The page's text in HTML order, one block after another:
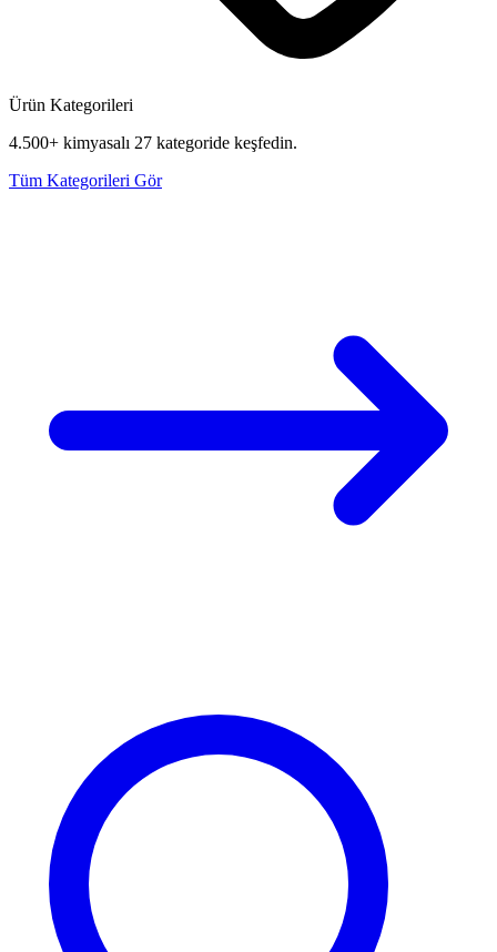
Ürün Kategorileri
4.500+ kimyasalı 27 kategoride keşfedin.
Tüm Kategorileri Gör